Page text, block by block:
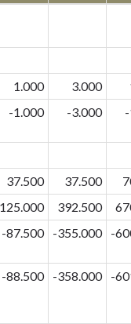
1.000 3.000
-1.000 -3.000
37.500 37.500
125.000 392.500
-87.500 -355.000 -
-88.500 -358.000 -